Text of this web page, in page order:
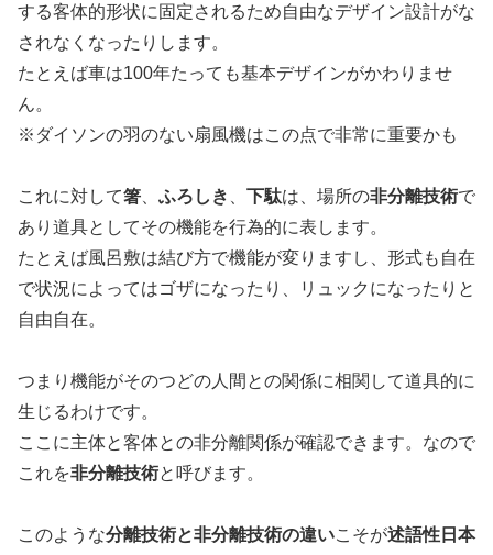
する客体的形状に固定されるため自由なデザイン設計がな
されなくなったりします。
たとえば車は100年たっても基本デザインがかわりませ
ん。
※ダイソンの羽のない扇風機はこの点で非常に重要かも
これに対して箸 ふろしき 下駄は、場所の非分離技術で
あり道具としてその機能を行為的に表します。
たとえば風呂敷は結び方で機能が変りますし、形式も自在
で状況によってはゴザになったり、リュックになったりと
自由自在。
つまり機能がそのつどの人間との関係に相関して道具的に
生じるわけです。
ここに主体と客体との非分離関係が確認できます。なので
これを非分離技術と呼びます。
このような分離技術と非分離技術の違いこそが述語性日本